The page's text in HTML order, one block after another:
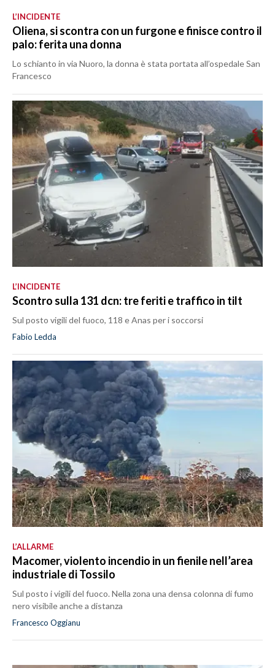
L’INCIDENTE
Oliena, si scontra con un furgone e finisce contro il
palo: ferita una donna
Lo schianto in via Nuoro, la donna è stata portata all’ospedale San
Francesco
L’INCIDENTE
Scontro sulla 131 dcn: tre feriti e traffico in tilt
Sul posto vigili del fuoco, 118 e Anas per i soccorsi
Fabio Ledda
L’ALLARME
Macomer, violento incendio in un fienile nell’area
industriale di Tossilo
Sul posto i vigili del fuoco. Nella zona una densa colonna di fumo
nero visibile anche a distanza
Francesco Oggianu